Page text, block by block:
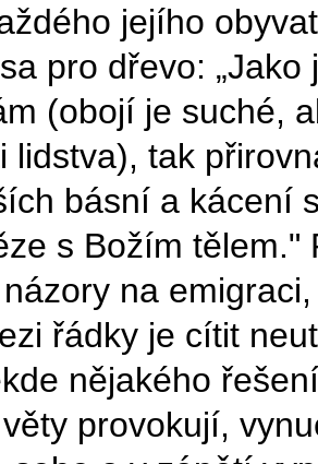
jejího
pro dřevo:
(obojí je suché,
lidstva), tak
básní a kácení
s Božím
na
řádky je cítit
nějakého
provokují,